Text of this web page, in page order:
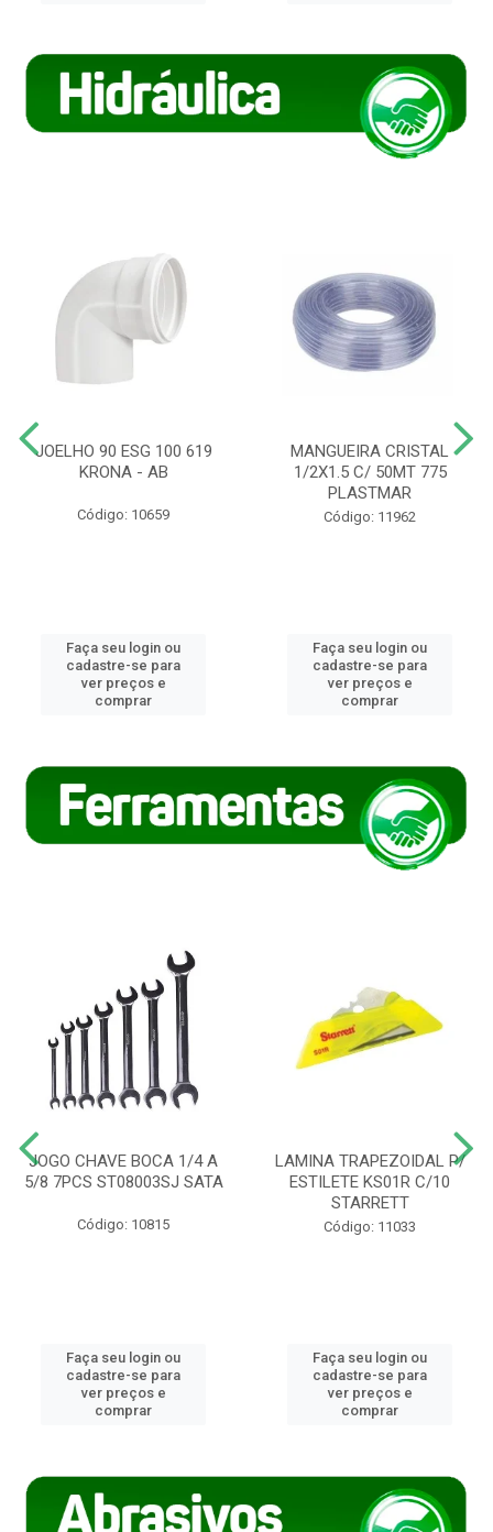
JOELHO 90 ESG 100 619
KRONA - AB
Código: 10659
Faça seu login ou
cadastre-se para
ver preços e
comprar
MANGUEIRA CRISTAL
1/2X1.5 C/ 50MT 775
PLASTMAR
Código: 11962
Faça seu login ou
cadastre-se para
ver preços e
comprar
JOGO CHAVE BOCA 1/4 A
5/8 7PCS ST08003SJ SATA
Código: 10815
Faça seu login ou
cadastre-se para
ver preços e
comprar
LAMINA TRAPEZOIDAL P/
ESTILETE KS01R C/10
STARRETT
Código: 11033
Faça seu login ou
cadastre-se para
ver preços e
comprar